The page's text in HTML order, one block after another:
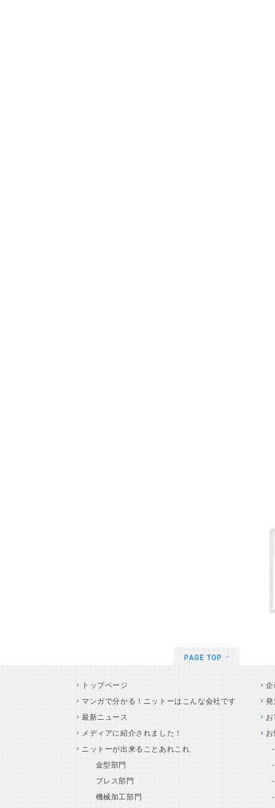
トップページ
マンガで分かる！ニットーはこんな会社です
最新ニュース
メディアに紹介されました！
ニットーが出来ることあれこれ
金型部門
プレス部門
機械加工部門
企
発
お
お